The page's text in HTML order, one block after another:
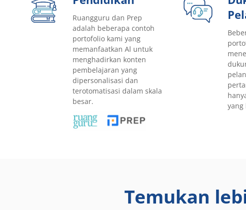
Ruangguru dan Prep
adalah beberapa contoh
portofolio kami yang
memanfaatkan Al untuk
menghadirkan konten
pembelajaran yang
dipersonalisasi dan
terotomatisasi dalam skala
besar.
yang
Temukan